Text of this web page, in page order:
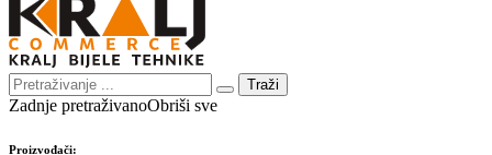
Traži
Zadnje pretraživanoObriši sve
Proizvođači: